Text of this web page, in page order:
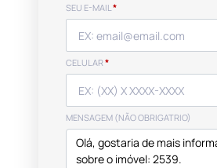
SEU E-MAIL*
CELULAR *
MENSAGEM (NÃO OBRIGATRIO)